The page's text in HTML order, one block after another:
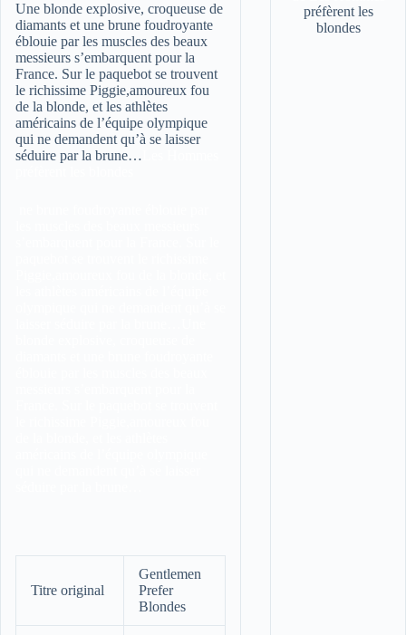
Une blonde explosive, croqueuse de
diamants et une brune foudroyante
éblouie par les muscles des beaux
messieurs s’embarquent pour la
France. Sur le paquebot se trouvent
le richissime Piggie,amoureux fou
de la blonde, et les athlètes
américains de l’équipe olympique
qui ne demandent qu’à se laisser
séduire par la brune…
Titre original
Gentlemen
Prefer
Blondes